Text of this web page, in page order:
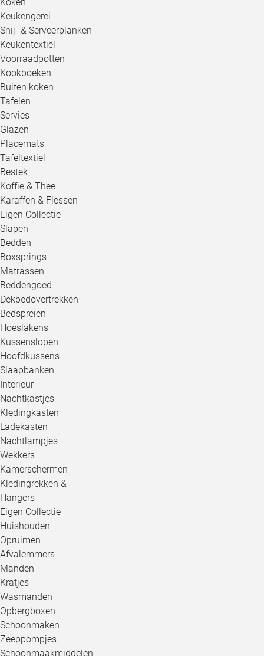
Keukengerei
Snij- & Serveerplanken
Keukentextiel
Voorraadpotten
Kookboeken
Buiten koken
Tafelen
Servies
Glazen
Placemats
Tafeltextiel
Bestek
Koffie & Thee
Karaffen & Flessen
Eigen Collectie
Slapen
Bedden
Boxsprings
Matrassen
Beddengoed
Dekbedovertrekken
Bedspreien
Hoeslakens
Kussenslopen
Hoofdkussens
Slaapbanken
Interieur
Nachtkastjes
Kledingkasten
Ladekasten
Nachtlampjes
Wekkers
Kamerschermen
Kledingrekken &
Hangers
Eigen Collectie
Huishouden
Opruimen
Afvalemmers
Manden
Kratjes
Wasmanden
Opbergboxen
Schoonmaken
Zeeppompjes
Schoonmaakmiddelen